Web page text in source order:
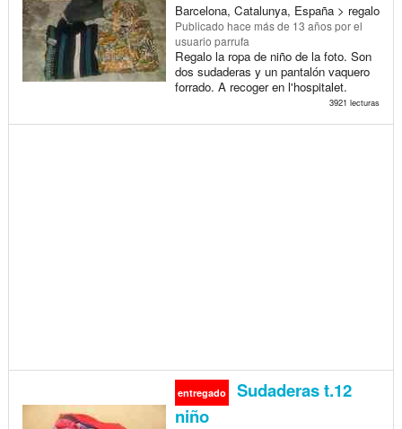
Barcelona, Catalunya, España > regalo
Publicado hace más de 13 añospor el
usuario parrufa
Regalo la ropa de niño de la foto. Son
dos sudaderas y un pantalón vaquero
forrado. A recoger en l'hospitalet.
3921 lecturas
entregado
Sudaderas t.12
niño